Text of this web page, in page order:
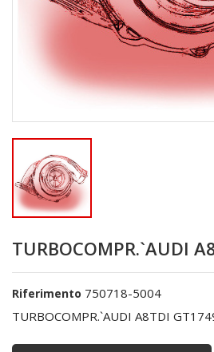
TURBOCOMPR.`AUDI
Riferimento 750718-5004
TURBOCOMPR.`AUDI A8TDI